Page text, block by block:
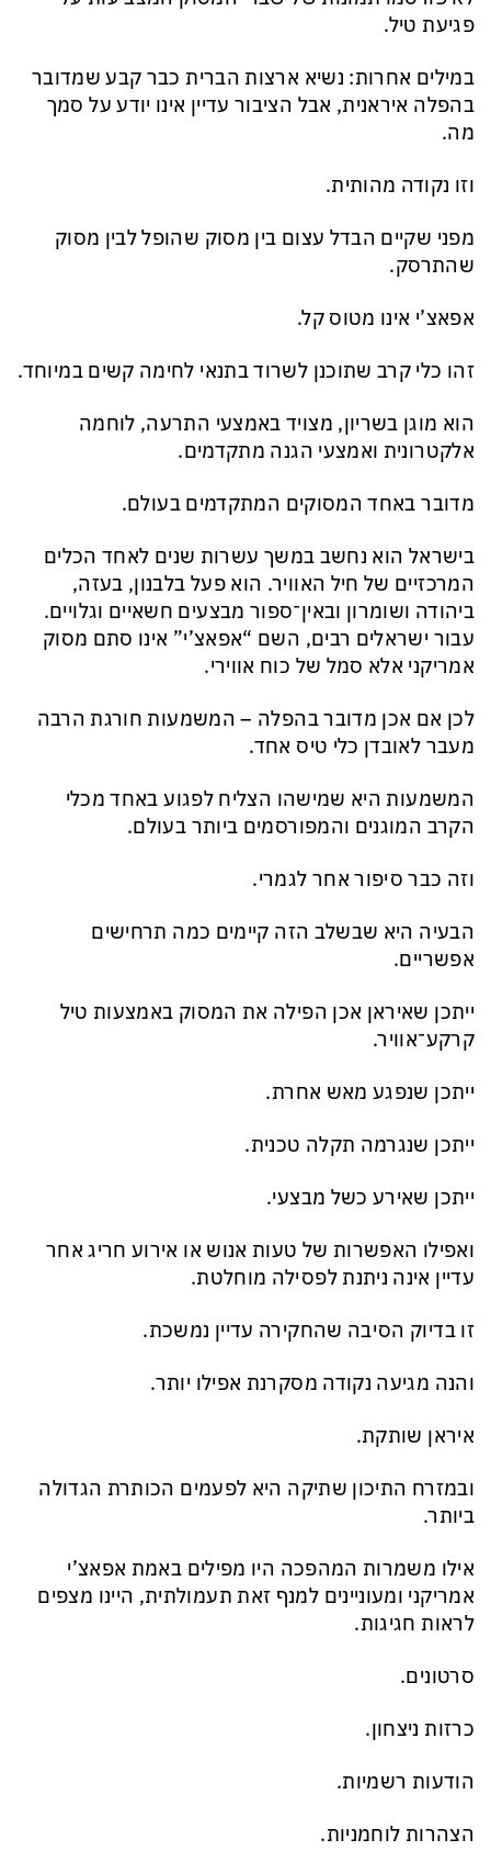
פגיעת טיל.
במילים אחרות: נשיא ארצות הברית כבר קבע שמדובר
בהפלה איראנית, אבל הציבור עדיין אינו יודע על סמך
מה.
וזו נקודה מהותית.
מפני שקיים הבדל עצום בין מסוק שהופל לבין מסוק
שהתרסק.
אפאצ’י אינו מטוס קל.
זהו כלי קרב שתוכנן לשרוד בתנאי לחימה קשים במיוחד.
הוא מוגן בשריון, מצויד באמצעי התרעה, לוחמה
אלקטרונית ואמצעי הגנה מתקדמים.
מדובר באחד המסוקים המתקדמים בעולם.
בישראל הוא נחשב במשך עשרות שנים לאחד הכלים
המרכזיים של חיל האוויר. הוא פעל בלבנון, בעזה,
ביהודה ושומרון ובאין־ספור מבצעים חשאיים וגלויים.
עבור ישראלים רבים, השם “אפאצ’י” אינו סתם מסוק
אמריקני אלא סמל של כוח אווירי.
לכן אם אכן מדובר בהפלה – המשמעות חורגת הרבה
מעבר לאובדן כלי טיס אחד.
המשמעות היא שמישהו הצליח לפגוע באחד מכלי
הקרב המוגנים והמפורסמים ביותר בעולם.
וזה כבר סיפור אחר לגמרי.
הבעיה היא שבשלב הזה קיימים כמה תרחישים
אפשריים.
ייתכן שאיראן אכן הפילה את המסוק באמצעות טיל
קרקע־אוויר.
ייתכן שנפגע מאש אחרת.
ייתכן שנגרמה תקלה טכנית.
ייתכן שאירע כשל מבצעי.
ואפילו האפשרות של טעות אנוש או אירוע חריג אחר
עדיין אינה ניתנת לפסילה מוחלטת.
זו בדיוק הסיבה שהחקירה עדיין נמשכת.
והנה מגיעה נקודה מסקרנת אפילו יותר.
איראן שותקת.
ובמזרח התיכון שתיקה היא לפעמים הכותרת הגדולה
ביותר.
אילו משמרות המהפכה היו מפילים באמת אפאצ’י
אמריקני ומעוניינים למנף זאת תעמולתית, היינו מצפים
לראות חגיגות.
סרטונים.
כרזות ניצחון.
הודעות רשמיות.
הצהרות לוחמניות.